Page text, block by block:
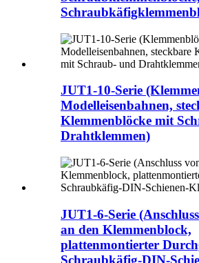
JUT1-10-Serie
Modelleisenbahnen,
Klemmenblöcke mit
Drahtklemmen)
JUT1-6-Serie
an den Klemmenblock,
plattenmontierter
Schraubkäfig-DIN-